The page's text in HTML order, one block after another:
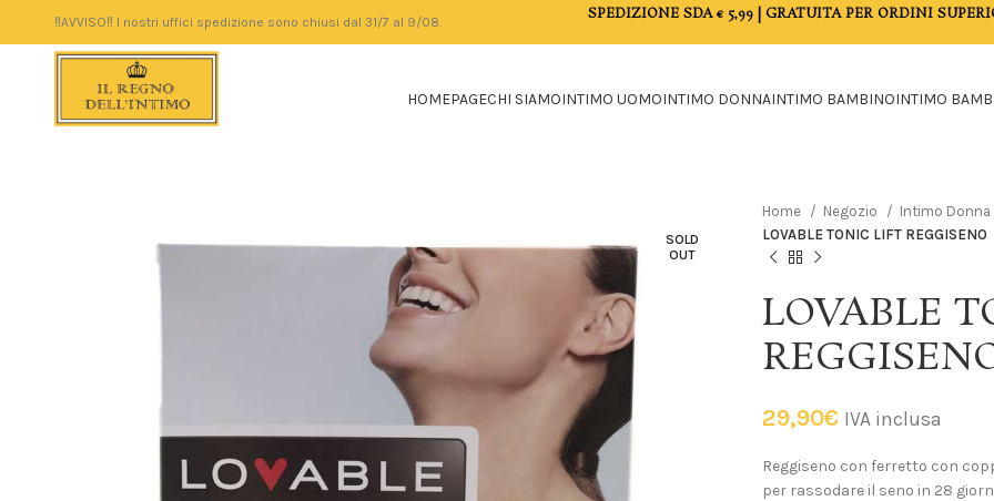
‼️AVVISO‼️ I nostri uffici spedizione sono chiusi dal 31/7 al 9/08. SPEDIZIONE SDA € 5,99 | GRATUITA PER ORDINI
HOMEPAGECHI SIAMOINTIMO UOMOINTIMO DONNAINTIMO BAMBINOINTIMO
SOLD
OUT
Home Negozio Intimo Donna
LOVABLE TONIC LIFT REGGISENO
LOVABLE
29,90€ IVA inclusa
Reggiseno con ferretto con
per rassodare il seno in 28